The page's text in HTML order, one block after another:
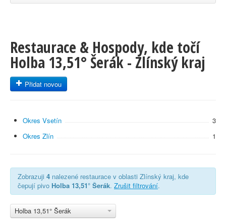
Restaurace & Hospody, kde točí
Holba 13,51° Šerák - Zlínský kraj
Přidat novou
Okres Vsetín
3
Okres Zlín
1
Zobrazuji 4 nalezené restaurace v oblasti Zlínský kraj, kde
čepují pivo Holba 13,51° Šerák. Zrušit filtrování.
Holba 13,51° Šerák